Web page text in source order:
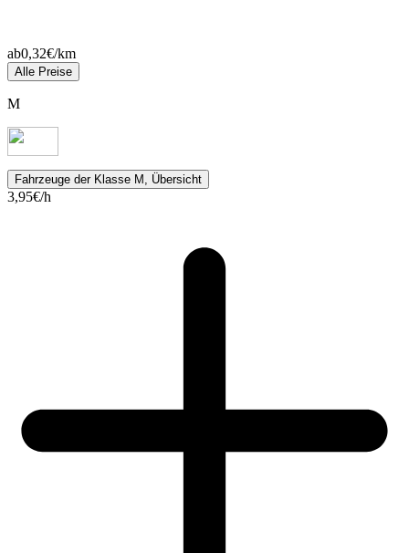
ab0,32€/km
Alle Preise
M
Fahrzeuge der Klasse M, Übersicht
3,95€/h